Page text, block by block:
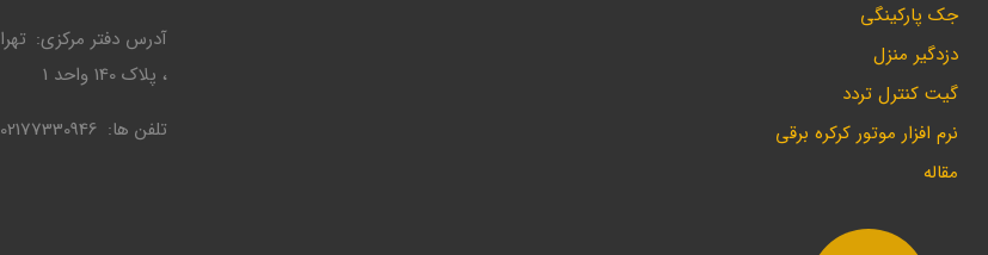
جک پارکینگی
دزدگیر منزل
گیت کنترل تردد
نرم افزار موتور کرکره برقی
مقاله
آدرس دفتر مرکزی
، پلاک 140 واحد 1
تلفن ها
02177330946